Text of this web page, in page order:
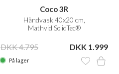
Coco 3R
Håndvask 40x20 cm,
Mathvid SolidTec®
DKK 4.795 DKK 1.999
På lager